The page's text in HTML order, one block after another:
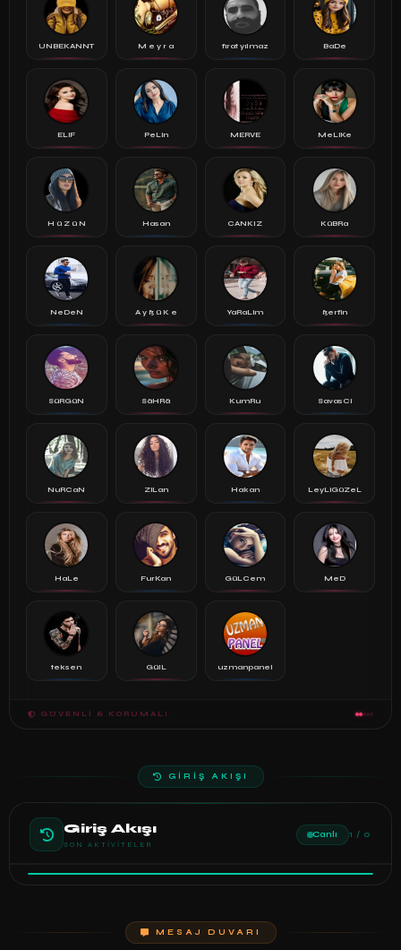
UNBEKANNT M e y r a fırat yılmaz BaDe
ELiF PeLin MERVE MeLiKe
H ü Z ü N Hasan CANKIZ KüBRa
NeDeN A y ß ü K e YaRaLim ßerfin
SüRGüN SäHRä KumRu SavasCi
NuRCaN ZiLan Hakan LeyLiGüZeL
HaLe FurKan GüLCem MeD
teksen GülL uzmanpanel
GÜVENLI & KORUMALI
GİRİŞ AKIŞI
Giriş Akışı
SON AKTIVITELER
Canlı 1 / 0
MESAJ DUVARI